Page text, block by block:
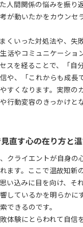
ング資格と温故知新の
ウンセリングの現場と
リング現場で活きる温故
体現するカウンセリン
で感じる温故知新の重
ングと温故知新の相互
人間関係の悩みを振り
が動いたかをカウンセ
くいった対処法や、失
活やコミュニケーショ
スを経ることで、「自
や、「これからも成長
すくなります。実際の
行動変容のきっかけと
直す心の在り方と
クライエントが自身の
ます。ここで温故知新
い込みに目を向け、そ
しているかを明らかに
できるのです。
体験にとらわれて自信